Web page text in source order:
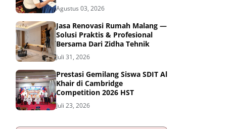
Agustus 03, 2026
Jasa Renovasi Rumah Malang —
Solusi Praktis & Profesional
Bersama Dari Zidha Tehnik
Juli 31, 2026
Prestasi Gemilang Siswa SDIT Al
Khair di Cambridge
Competition 2026 HST
Juli 23, 2026